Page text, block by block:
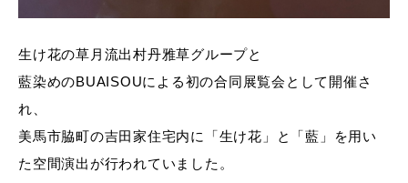
生け花の草月流出村丹雅草グループと
藍染めのBUAISOUによる初の合同展覧会として開催さ
れ、
美馬市脇町の吉田家住宅内に「生け花」と「藍」を用い
た空間演出が行われていました。